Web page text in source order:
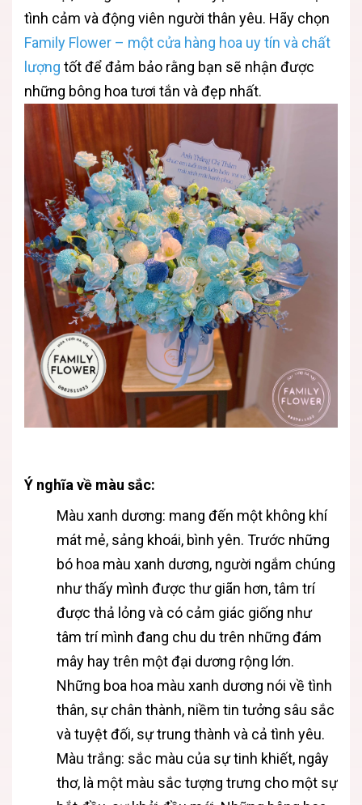
tình cảm và động viên người thân yêu. Hãy chọn
Family Flower – một cửa hàng hoa uy tín và chất
lượng tốt để đảm bảo rằng bạn sẽ nhận được
những bông hoa tươi tắn và đẹp nhất.
Ý nghĩa về màu sắc:
Màu xanh dương: mang đến một không khí
mát mẻ, sảng khoái, bình yên. Trước những
bó hoa màu xanh dương, người ngắm chúng
như thấy mình được thư giãn hơn, tâm trí
được thả lỏng và có cảm giác giống như
tâm trí mình đang chu du trên những đám
mây hay trên một đại dương rộng lớn.
Những boa hoa màu xanh dương nói về tình
thân, sự chân thành, niềm tin tưởng sâu sắc
và tuyệt đối, sự trung thành và cả tình yêu.
Màu trắng: sắc màu của sự tinh khiết, ngây
thơ, là một màu sắc tượng trưng cho một sự